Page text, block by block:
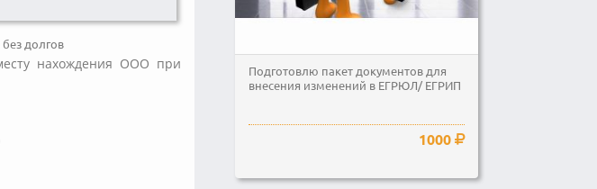
долгов
нахождения ООО при
Подготовлю пакет документов для
внесения изменений в ЕГРЮЛ/ ЕГРИП
1000